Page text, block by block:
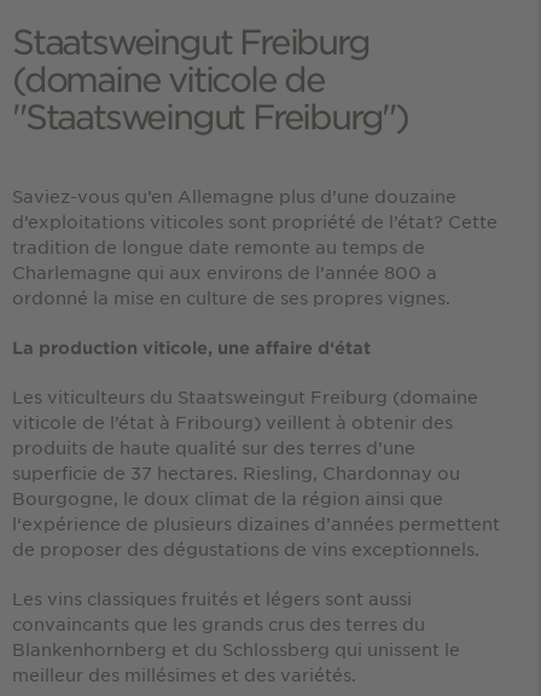
Staatsweingut Freiburg
(domaine viticole de
"Staatsweingut Freiburg")
Saviez-vous qu’en Allemagne plus d’une douzaine
d’exploitations viticoles sont propriété de l’état? Cette
tradition de longue date remonte au temps de
Charlemagne qui aux environs de l’année 800 a
ordonné la mise en culture de ses propres vignes.
La production viticole, une affaire d‘état
Les viticulteurs du Staatsweingut Freiburg (domaine
viticole de l’état à Fribourg) veillent à obtenir des
produits de haute qualité sur des terres d’une
superficie de 37 hectares. Riesling, Chardonnay ou
Bourgogne, le doux climat de la région ainsi que
l‘expérience de plusieurs dizaines d’années permettent
de proposer des dégustations de vins exceptionnels.
Les vins classiques fruités et légers sont aussi
convaincants que les grands crus des terres du
Blankenhornberg et du Schlossberg qui unissent le
meilleur des millésimes et des variétés.